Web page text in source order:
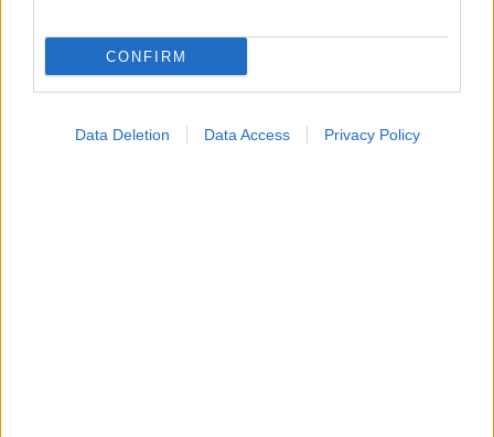
CONFIRM
Data Deletion Data Access Privacy Policy
Loading...
Προσθήκη Σχολίου